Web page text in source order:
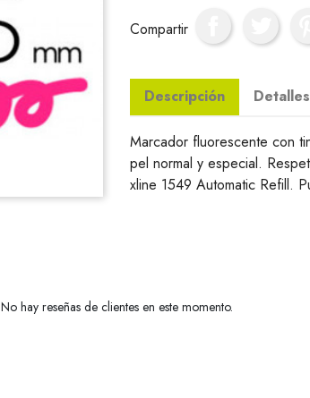
Compartir
Descripción
Marcador fluorescente con
pel normal y especial.
xline 1549 Automatic Refill.
No hay reseñas de clientes en este momento.